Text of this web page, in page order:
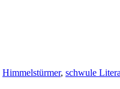
Himmelstürmer, schwule